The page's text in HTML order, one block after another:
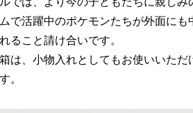
で活躍中のポケモンたちが外面に
ること請け合いです。
は、小物入れとしてもお使いいた
。